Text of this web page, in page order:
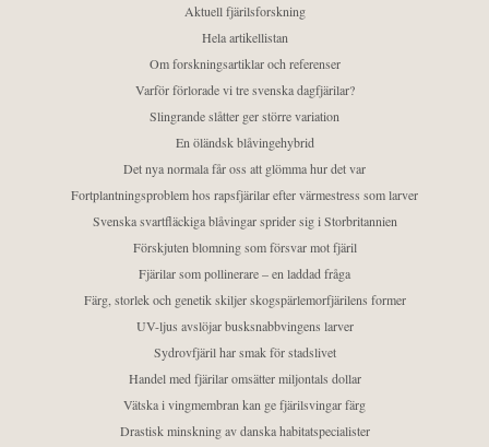
Aktuell fjärilsforskning
Hela artikellistan
Om forskningsartiklar och referenser
Varför förlorade vi tre svenska dagfjärilar?
Slingrande slåtter ger större variation
En öländsk blåvingehybrid
Det nya normala får oss att glömma hur det var
Fortplantningsproblem hos rapsfjärilar efter värmestress som larver
Svenska svartfläckiga blåvingar sprider sig i Storbritannien
Förskjuten blomning som försvar mot fjäril
Fjärilar som pollinerare – en laddad fråga
Färg, storlek och genetik skiljer skogspärlemorfjärilens former
UV-ljus avslöjar busksnabbvingens larver
Sydrovfjäril har smak för stadslivet
Handel med fjärilar omsätter miljontals dollar
Vätska i vingmembran kan ge fjärilsvingar färg
Drastisk minskning av danska habitatspecialister